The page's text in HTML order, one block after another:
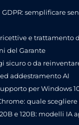
GDPR: semplificare
e trattamento
del Garante
sicuro o da
addestramento AI
per Windows
quale
20B e 120B: modelli IA